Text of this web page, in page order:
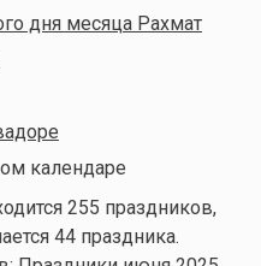
дня месяца Рахмат
календаре
255 праздников,
44 праздника.